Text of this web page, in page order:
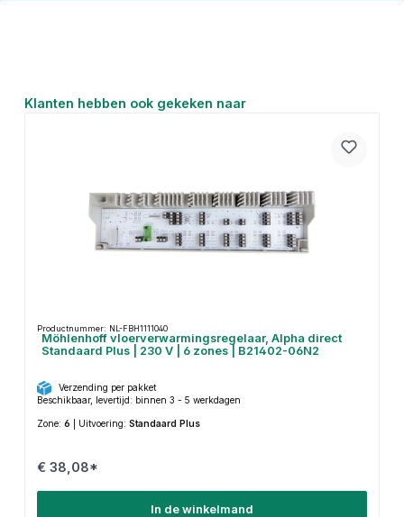
Productgalerij overslaan
Klanten hebben ook gekeken naar
Productnummer: NL-FBH1111040
Möhlenhoff vloerverwarmingsregelaar, Alpha direct
Standaard Plus | 230 V | 6 zones | B21402-06N2
Verzending per pakket
Beschikbaar, levertijd: binnen 3 - 5 werkdagen
Zone: 6 Uitvoering: Standaard Plus
€ 38,08*
In de winkelmand